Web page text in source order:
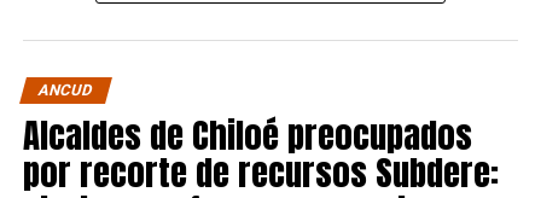
ANCUD
Alcaldes de Chiloé preocupados
por recorte de recursos Subdere: